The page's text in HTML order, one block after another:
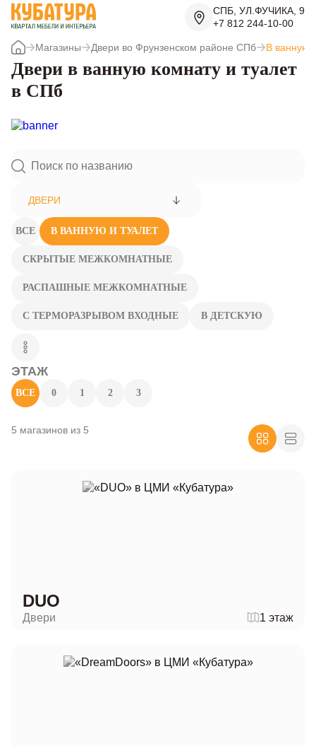
СПБ, УЛ.ФУЧИКА, 9
+7 812 244-10-00
Магазины Двери во Фрунзенском районе СПб В ванную
Двери в ванную комнату и туалет
в СПб
ДВЕРИ
ВСЕ В ВАННУЮ И ТУАЛЕТ
СКРЫТЫЕ МЕЖКОМНАТНЫЕ
РАСПАШНЫЕ МЕЖКОМНАТНЫЕ
С ТЕРМОРАЗРЫВОМ ВХОДНЫЕ В ДЕТСКУЮ
ЭТАЖ
ВСЕ 0 1 2 3
5 магазинов из 5
DUO
Двери 1 этаж